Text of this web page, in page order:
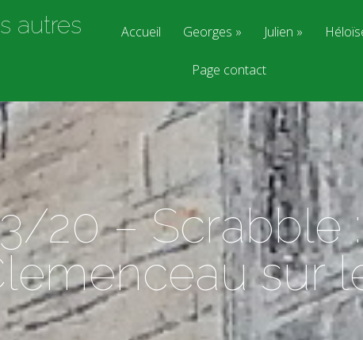
autres Accueil Georges Julien
Page contact
20 – Scrabble
sur